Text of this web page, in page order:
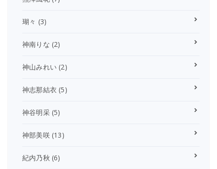
瑚々 (3)
神南りな (2)
神山みれい (2)
神志那結衣 (5)
神谷明采(5)
神部美咲(13)
紀内乃秋 (6)